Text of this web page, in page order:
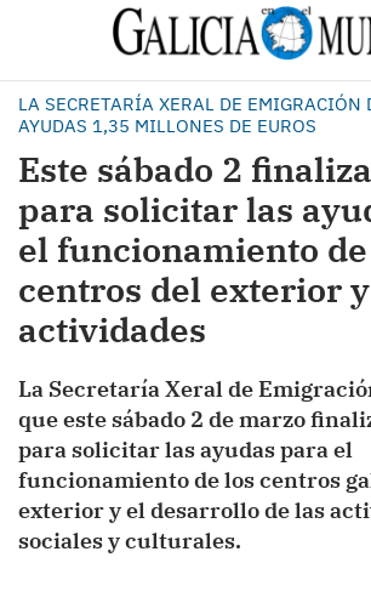
LA SECRETARÍA XERAL DE EMIGRACIÓN
AYUDAS 1,35 MILLONES DE EUROS
Este sábado 2
para solicitar las
el funcionamiento
centros del exterior
actividades
La Secretaría Xeral de
que este sábado 2 de marzo
para solicitar las ayudas para el
funcionamiento de los centros
exterior y el desarrollo de las
sociales y culturales.